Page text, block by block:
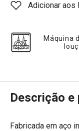
Adicionar aos
Máquina
Descrição
Fabricada em aço